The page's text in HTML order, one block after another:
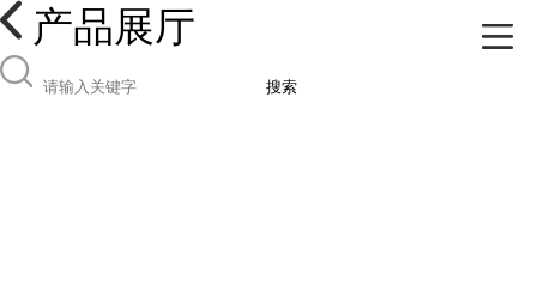
产品展厅
搜索